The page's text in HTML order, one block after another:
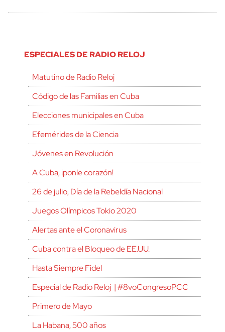
ESPECIALES DE RADIO RELOJ
Matutino de Radio Reloj
Código de las Familias en Cuba
Elecciones municipales en Cuba
Efemérides de la Ciencia
Jóvenes en Revolución
A Cuba, ¡ponle corazón!
26 de julio, Día de la Rebeldía Nacional
Juegos Olímpicos Tokio 2020
Alertas ante el Coronavirus
Cuba contra el Bloqueo de EE.UU.
Hasta Siempre Fidel
Especial de Radio Reloj | #8voCongresoPCC
Primero de Mayo
La Habana, 500 años